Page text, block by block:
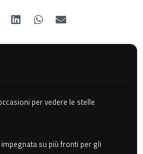
per vedere le stelle
su più fronti per gli